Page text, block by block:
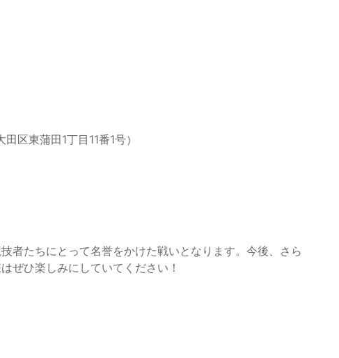
区東蒲田1丁目11番1号）
者たちにとって名誉をかけた戦いとなります。今後、さら
ぜひ楽しみにしていてください！